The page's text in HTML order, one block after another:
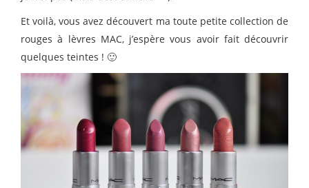
Et voilà, vous avez découvert ma toute petite collection de
rouges à lèvres MAC, j’espère vous avoir fait découvrir
quelques teintes ! 🙂